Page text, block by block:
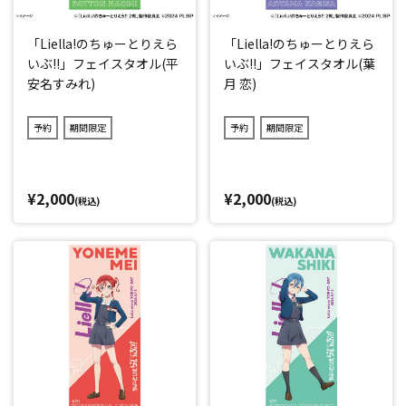
「Liella!のちゅーとりえら
いぶ!!」フェイスタオル(平
安名すみれ)
予約 期間限定
¥2,000(税込)
「Liella!のちゅーとりえら
いぶ!!」フェイスタオル(葉
月 恋)
予約 期間限定
¥2,000(税込)